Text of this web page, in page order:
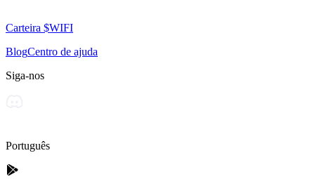
Carteira $WIFI
BlogCentro de ajuda
Siga-nos
Português